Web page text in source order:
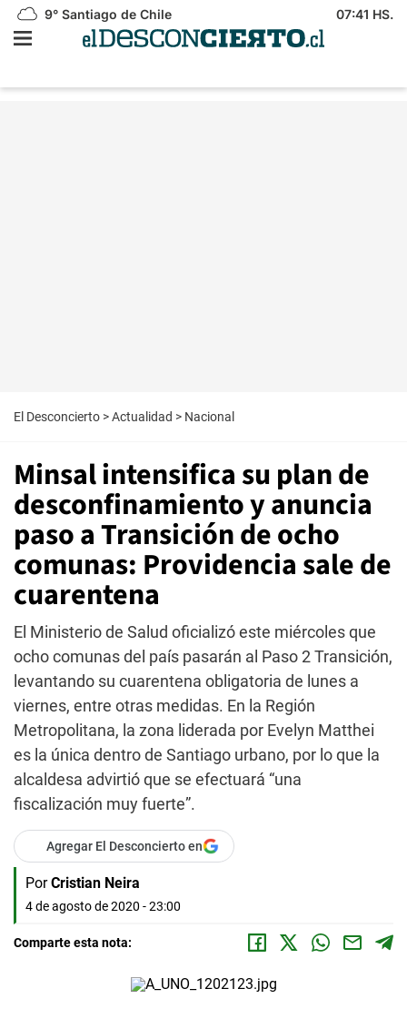
9° Santiago de Chile 07:41 HS.
El Desconcierto >Actualidad > Nacional
Minsal intensifica su plan de
desconfinamiento y anuncia
paso a Transición de ocho
comunas: Providencia sale de
cuarentena
El Ministerio de Salud oficializó este miércoles que
ocho comunas del país pasarán al Paso 2 Transición,
levantando su cuarentena obligatoria de lunes a
viernes, entre otras medidas. En la Región
Metropolitana, la zona liderada por Evelyn Matthei
es la única dentro de Santiago urbano, por lo que la
alcaldesa advirtió que se efectuará “una
fiscalización muy fuerte”.
Agregar El Desconcierto en
Por Cristian Neira
4 de agosto de 2020 - 23:00
Comparte esta nota: